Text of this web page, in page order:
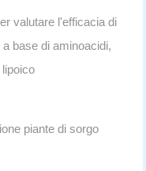
valutare l'efficacia di
base di aminoacidi,
piante di sorgo